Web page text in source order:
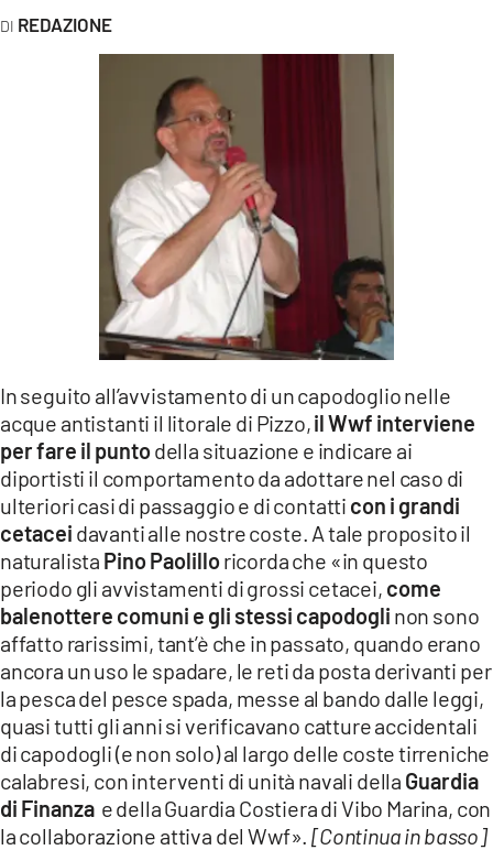
LaC
LACITYMAG.IT
ILREGGINO.IT
COSENZACHANNEL.IT
ILVIBONESE.IT
CATANZAROCHANNEL.IT
LACAPITALENEWS.IT
App
ANDROID
APPLE
REDAZIONE
In seguito all’avvistamento di un capodoglio nelle
acque antistanti il litorale di Pizzo,il Wwf interviene
per fare il puntodella situazione e indicare ai
diportisti il comportamento da adottare nel caso di
ulteriori casi di passaggio e di contatti con i grandi
cetacei davanti alle nostre coste. A tale proposito il
naturalista Pino Paolilloricorda che «in questo
periodo gli avvistamenti di grossi cetacei, come
balenottere comuni e gli stessi capodogli non sono
affatto rarissimi, tant’è che in passato, quando erano
ancora un uso le spadare, le reti da posta derivanti per
la pesca del pesce spada, messe al bando dalle leggi,
quasi tutti gli anni si verificavano catture accidentali
di capodogli (e non solo) al largo delle coste tirreniche
calabresi, con interventi di unità navali della Guardia
di Finanza e della Guardia Costiera di Vibo Marina, con
la collaborazione attiva del Wwf».[Continua in basso]